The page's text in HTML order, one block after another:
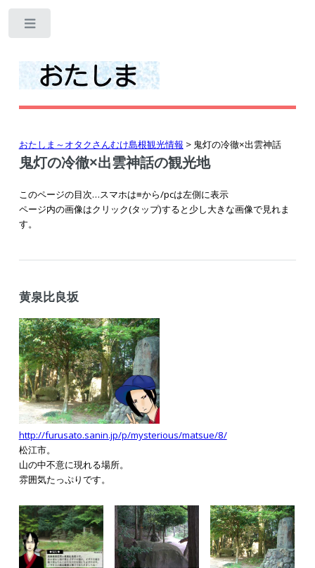
おたしま～オタクさんむけ島根観光情報 > 鬼灯の冷徹×出雲神話
鬼灯の冷徹×出雲神話の観光地
このページの目次…スマホは≡から/pcは左側に表示
ページ内の画像はクリック(タップ)すると少し大きな画像で見れま
す。
黄泉比良坂
http://furusato.sanin.jp/p/mysterious/matsue/8/
松江市。
山の中不意に現れる場所。
雰囲気たっぷりです。